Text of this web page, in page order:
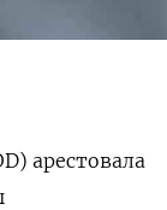
арестовала